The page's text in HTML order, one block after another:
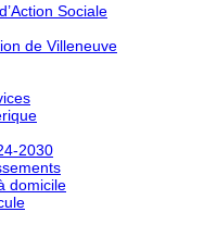
Sociale
de Villeneuve
2030
domicile